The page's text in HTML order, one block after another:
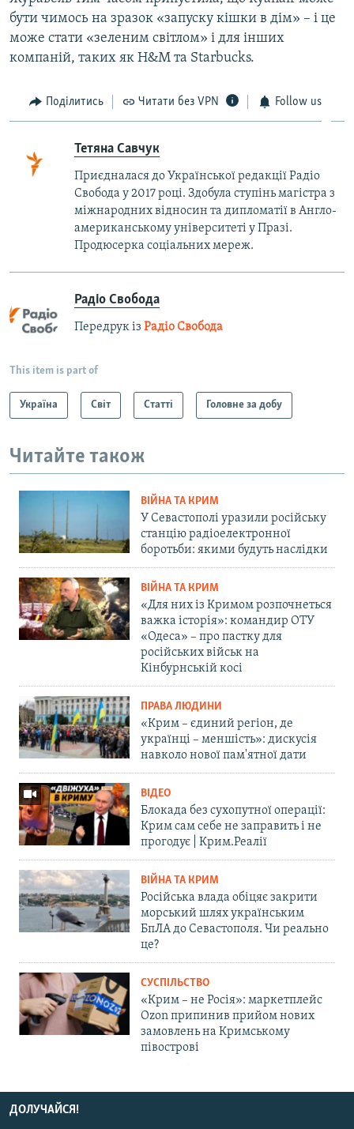
бути чимось на зразок «запуску кішки в дім» – і це
може стати «зеленим світлом» і для інших
компаній, таких як H&M та Starbucks.
Поділитись Читати без VPN Follow us
Тетяна Савчук
Приєдналася до Української редакції Радіо
Свобода у 2017 році. Здобула ступінь магістра з
міжнародних відносин та дипломатії в Англо-
американському університеті у Празі.
Продюсерка соціальних мереж.
Радіо Свобода
Передрук із Радіо Свобода
This item is part of
Україна Світ Статті Головне за добу
Читайте також
ВІЙНА ТА КРИМ
У Севастополі уразили російську
станцію радіоелектронної
боротьби: якими будуть наслідки
ВІЙНА ТА КРИМ
«Для них із Кримом розпочнеться
важка історія»: командир ОТУ
«Одеса» – про пастку для
російських військ на
Кінбурнській косі
ПРАВА ЛЮДИНИ
«Крим – єдиний регіон, де
українці – меншість»: дискусія
навколо нової пам'ятної дати
ВІДЕО
Блокада без сухопутної операції:
Крим сам себе не заправить і не
прогодує | Крим.Реалії
ВІЙНА ТА КРИМ
Російська влада обіцяє закрити
морський шлях українським
БпЛА до Севастополя. Чи реально
це?
СУСПІЛЬСТВО
«Крим – не Росія»: маркетплейс
Ozon припинив прийом нових
замовлень на Кримському
півострові
ДОЛУЧАЙСЯ!